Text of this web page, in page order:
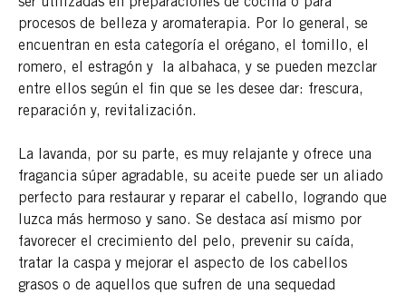
procesos de belleza y aromaterapia. Por lo general, se
encuentran en esta categoría el orégano, el tomillo, el
romero, el estragón y la albahaca, y se pueden mezclar
entre ellos según el fin que se les desee dar: frescura,
reparación y, revitalización.
La lavanda, por su parte, es muy relajante y ofrece una
fragancia súper agradable, su aceite puede ser un aliado
perfecto para restaurar y reparar el cabello, logrando que
luzca más hermoso y sano. Se destaca así mismo por
favorecer el crecimiento del pelo, prevenir su caída,
tratar la caspa y mejorar el aspecto de los cabellos
grasos o de aquellos que sufren de una sequedad